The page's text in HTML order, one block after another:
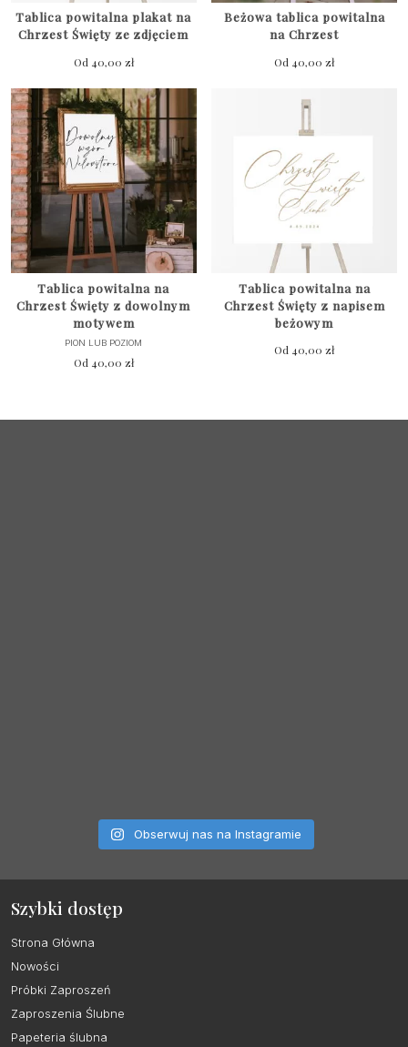
Tablica powitalna plakat na
Chrzest Święty ze zdjęciem
Od 40,00 zł
Beżowa tablica powitalna
na Chrzest
Od 40,00zł
Tablica powitalna na
Chrzest Święty z dowolnym
motywem
PION LUB POZIOM
Od 40,00 zł
Tablica powitalna na
Chrzest Święty z napisem
beżowym
Od 40,00zł
Obserwuj nas na Instagramie
Szybki dostęp
Strona Główna
Nowości
Próbki Zaproszeń
Zaproszenia Ślubne
Papeteria ślubna